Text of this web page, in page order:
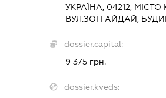
УКРАЇНА, 04212, МІСТО
ВУЛ.ЗОЇ ГАЙДАЙ,
dossier.capital:
9 375 грн.
dossier.kveds: